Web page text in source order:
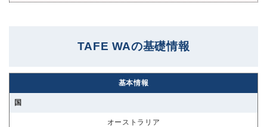
TAFE WAの基礎情報
基本情報
国
オーストラリア